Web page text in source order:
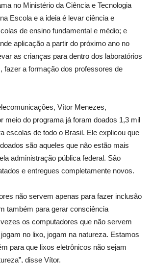
no Ministério da Ciência e Tecnologia
Escola e a ideia é levar ciência e
de ensino fundamental e médio; e
aplicação a partir do próximo ano no
as crianças para dentro dos laboratórios
fazer a formação dos professores de
Vítor Menezes,
meio do programa já foram doados 1,3 mil
escolas de todo o Brasil. Ele explicou que
são aqueles que não estão mais
administração pública federal. São
e entregues completamente novos.
não servem apenas para fazer inclusão
também para gerar consciência
os computadores que não servem
no lixo, jogam na natureza. Estamos
para que lixos eletrônicos não sejam
disse Vítor.